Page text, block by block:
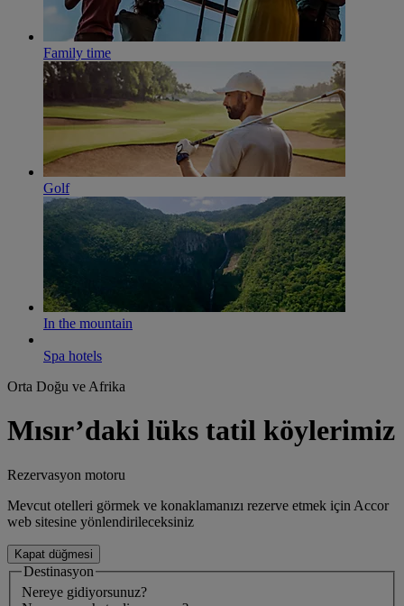
Family time
Golf
In the mountain
Spa hotels
Orta Doğu ve Afrika
Mısır’daki lüks tatil köylerimiz
Rezervasyon motoru
Mevcut otelleri görmek ve konaklamanızı rezerve etmek için Accor
web sitesine yönlendirileceksiniz
Kapat düğmesi
Destinasyon
Nereye gidiyorsunuz?